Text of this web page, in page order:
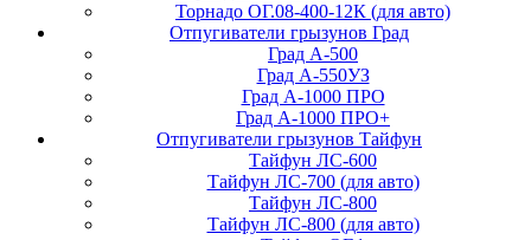
Торнадо ОГ.08-400-12К (для авто)
Отпугиватели грызунов Град
Град А-500
Град А-550УЗ
Град А-1000 ПРО
Град А-1000 ПРО+
Отпугиватели грызунов Тайфун
Тайфун ЛС-600
Тайфун ЛС-700 (для авто)
Тайфун ЛС-800
Тайфун ЛС-800 (для авто)